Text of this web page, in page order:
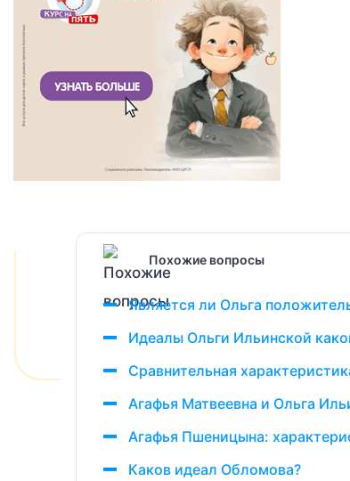
Похожие вопросы
Является ли Ольга
Идеалы Ольги Ильинской
Сравнительная
Агафья Матвеевна и Ольга
Агафья Пшеницына:
Каков идеал Обломова?